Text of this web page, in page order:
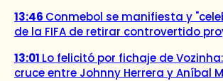
13:46 Conmebol se manifiesta y
de la FIFA de retirar controvertido
13:01 Lo felicitó por fichaje de
cruce entre Johnny Herrera y Aníbal